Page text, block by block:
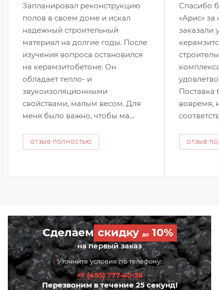
Запланировал реконструкцию
полов в своем доме и искал
надежный строительный
материал на долгие годы. После
изучения вопроса остановился
на керамзитобетоне. Он
обладает тепло- и
звукоизоляционными
свойствами, малым весом. Для
меня было важно, чтобы ма...
ОТЗЫВ ПОЛНОСТЬЮ
Спасибо
«Арис»
заказали
Поставка
вовремя,
ОТЗЫВ
Сделаем скидку до10%
на первый заказ
Уточните условия по телефону:
+7 (495) 777-40-36
Перезвоним в течение 25 секунд!